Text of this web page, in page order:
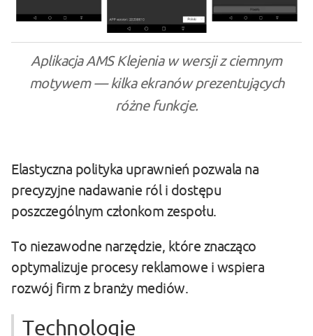
Aplikacja AMS Klejenia w wersji z ciemnym
motywem — kilka ekranów prezentujących
różne funkcje.
Elastyczna polityka uprawnień pozwala na
precyzyjne nadawanie ról i dostępu
poszczególnym członkom zespołu.
To niezawodne narzędzie, które znacząco
optymalizuje procesy reklamowe i wspiera
rozwój firm z branży mediów.
Technologie